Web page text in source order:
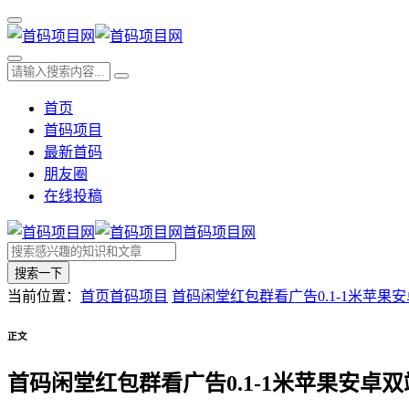
首页
首码项目
最新首码
朋友圈
在线投稿
首码项目网
搜索一下
当前位置： 首页首码项目 首码闲堂红包群看广告0.1-1米苹果
正文
首码闲堂红包群看广告0.1-1米苹果安卓双